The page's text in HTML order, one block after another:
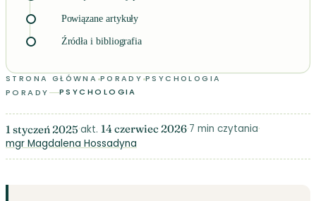
Powiązane artykuły
Źródła i bibliografia
STRONA GŁÓWNA PORADY PSYCHOLOGIA
PSYCHOTERAPIA A KONSULTACJA PSYCHOLOGICZNA:
PORADY PSYCHOLOGIA
1 styczeń 2025·akt. 14 czerwiec 2026·7 min czytania·
mgr Magdalena Hossadyna